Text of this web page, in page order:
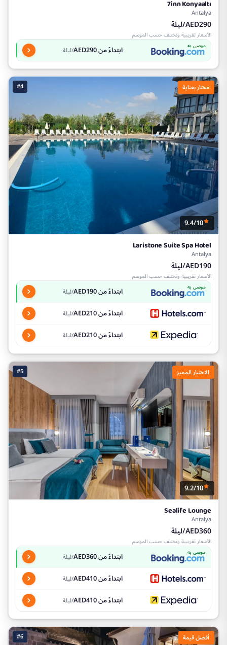
7inn Konyaaltı
Antalya
AED290/ليلة
الأسعار تقريبية وتختلف حسب الموسم
موصى به ابتداءً من AED290 /ليلة
#4 مختار بعناية
9.4/10
Laristone Suite Spa Hotel
Antalya
AED190/ليلة
الأسعار تقريبية وتختلف حسب الموسم
موصى به ابتداءً من AED190 /ليلة
ابتداءً من AED210 /ليلة
ابتداءً من AED210 /ليلة
#5 الاختيار المميز
9.2/10
Sealife Lounge
Antalya
AED360/ليلة
الأسعار تقريبية وتختلف حسب الموسم
موصى به ابتداءً من AED360 /ليلة
ابتداءً من AED410 /ليلة
ابتداءً من AED410 /ليلة
#6 أفضل قيمة